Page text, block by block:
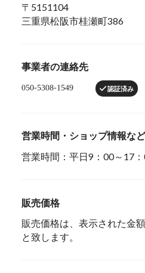
〒5151104
三重県松阪市桂瀬町386
事業者の連絡先
認証済み
営業時間・ショップ情報な
営業時間：平日9：00～17：
販売価格
販売価格は、表示された金
と致します。